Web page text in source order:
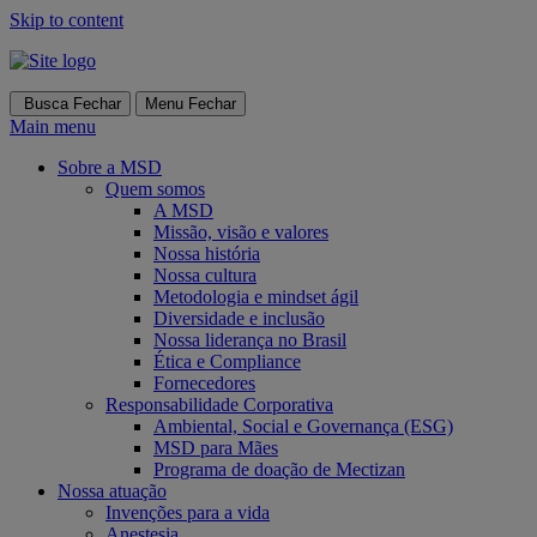
Skip to content
Busca Fechar Menu Fechar
Main menu
Sobre a MSD
Quem somos
A MSD
Missão, visão e valores
Nossa história
Nossa cultura
Metodologia e mindset ágil
Diversidade e inclusão
Nossa liderança no Brasil
Ética e Compliance
Fornecedores
Responsabilidade Corporativa
Ambiental, Social e Governança (ESG)
MSD para Mães
Programa de doação de Mectizan
Nossa atuação
Invenções para a vida